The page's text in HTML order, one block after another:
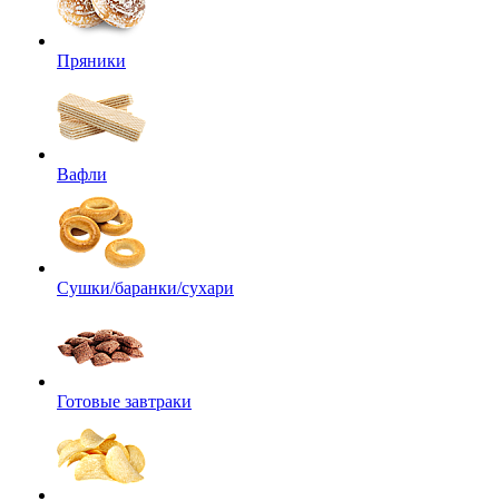
Пряники
Вафли
Сушки/баранки/сухари
Готовые завтраки